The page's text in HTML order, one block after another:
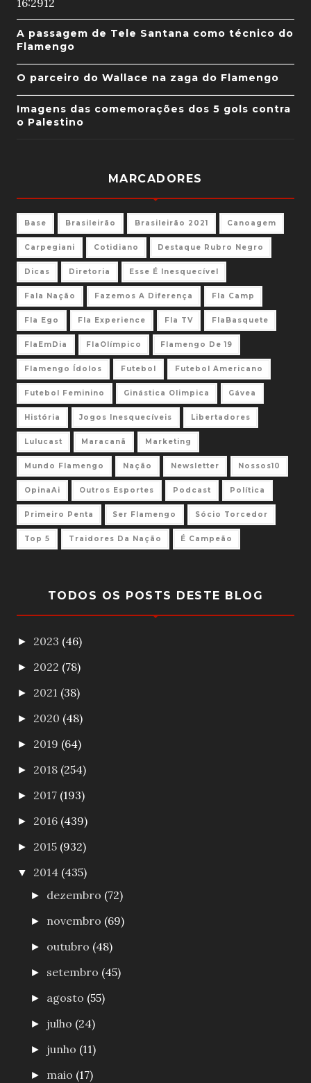
16:2912
A passagem de Tele Santana como técnico do
Flamengo
O parceiro do Wallace na zaga do Flamengo
Imagens das comemorações dos 5 gols contra
o Palestino
MARCADORES
Base Brasileirão Brasileirão 2021 Canoagem
Carpegiani Cotidiano Destaque Rubro Negro
Dicas Diretoria Esse É Inesquecível
Fala Nação Fazemos A Diferença Fla Camp
Fla Ego Fla Experience Fla TV FlaBasquete
FlaEmDia FlaOlímpico Flamengo De 19
Flamengo Ídolos Futebol Futebol Americano
Futebol Feminino Ginástica Olimpica Gávea
História Jogos Inesquecíveis Libertadores
Lulucast Maracanã Marketing
Mundo Flamengo Nação Newsletter Nossos10
OpinaAi Outros Esportes Podcast Política
Primeiro Penta Ser Flamengo Sócio Torcedor
Top 5 Traidores Da Nação É Campeão
TODOS OS POSTS DESTE BLOG
► 2023 (46)
► 2022 (78)
► 2021 (38)
► 2020 (48)
► 2019 (64)
► 2018 (254)
► 2017 (193)
► 2016 (439)
► 2015 (932)
▼ 2014 (435)
► dezembro (72)
► novembro (69)
► outubro (48)
► setembro (45)
► agosto (55)
► julho (24)
► junho (11)
► maio (17)